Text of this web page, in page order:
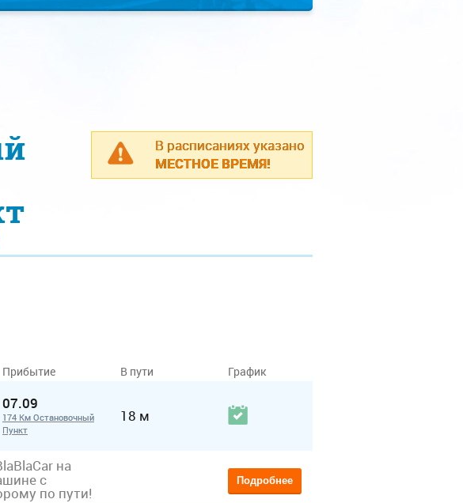
В расписаниях указано
МЕСТНОЕ ВРЕМЯ!
Прибытие В пути График
07.09
174 Км Остановочный
Пункт
18 м
на
с
по пути!
Подробнее